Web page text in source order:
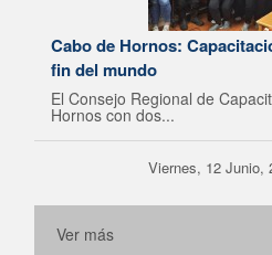
Cabo de Hornos:
fin del mundo
El Consejo Regional de
Hornos con dos...
Viernes, 12 Junio,
Ver más